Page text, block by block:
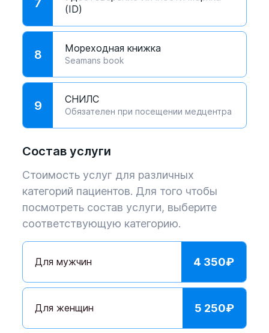
7
(ID)
8 Мореходная книжка
Seamans book
9 СНИЛС
Обязателен при посещении медцентра
Состав услуги
Стоимость услуг для различных
категорий пациентов. Для того чтобы
посмотреть состав услуги, выберите
соответствующую категорию.
Для мужчин 4 350₽
Для женщин 5 250₽